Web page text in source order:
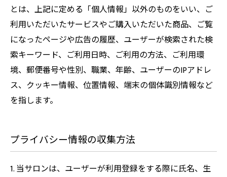
とは、上記に定める「個人情報」以外のものをいい、ご
利用いただいたサービスやご購入いただいた商品、ご覧
になったページや広告の履歴、ユーザーが検索された検
索キーワード、ご利用日時、ご利用の方法、ご利用環
境、郵便番号や性別、職業、年齢、ユーザーのIPアドレ
ス、クッキー情報、位置情報、端末の個体識別情報など
を指します。
プライバシー情報の収集方法
1. 当サロンは、ユーザーが利用登録をする際に氏名、生